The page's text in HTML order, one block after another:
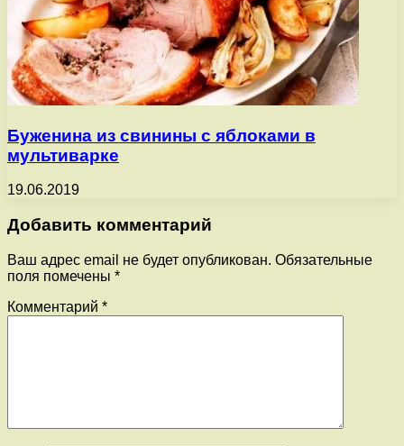
Буженина из свинины с яблоками в
мультиварке
19.06.2019
Добавить комментарий
Ваш адрес email не будет опубликован. Обязательные
поля помечены *
Комментарий *